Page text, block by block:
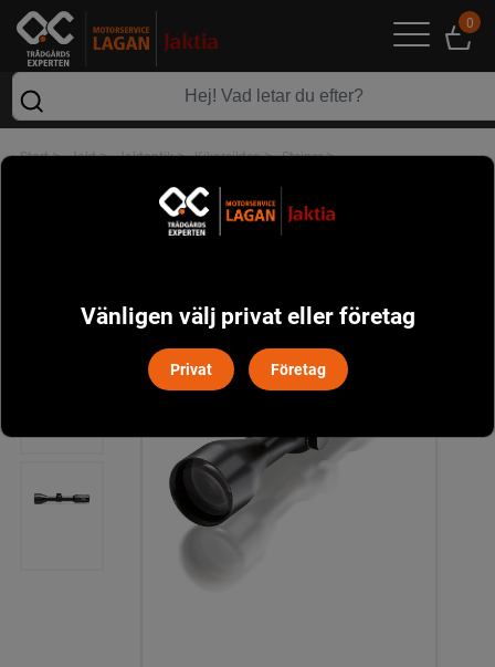
0
Start> Jakt> Jaktoptik> Kikarsikten> Steiner>
Vänligen välj privat eller företag
Privat Företag